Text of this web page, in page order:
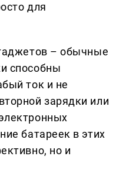
для
– обычные
способны
ток и не
зарядки или
батареек в этих
но и